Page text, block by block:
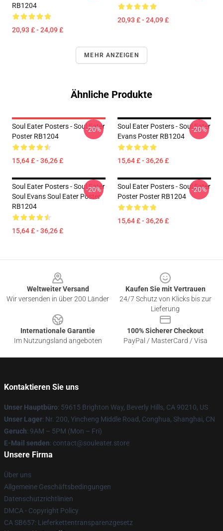
RB1204
20,93 £ - 24,09 £
20,93 £ - 24,09 £
MEHR ANZEIGEN
Ähnliche Produkte
Soul Eater Posters - Soul Eater
Poster RB1204
15,64 £ - 36,26 £
-20%
Soul Eater Posters - Soul Eater
Evans Poster RB1204
15,64 £ - 36,26 £
-20%
Soul Eater Posters - Soul Eater
Soul Evans Soul Eater Poster
RB1204
15,64 £ - 36,26 £
-20%
Soul Eater Posters - Soul Eater
Poster Poster RB1204
15,64 £ - 36,26 £
-20%
Weltweiter Versand
Wir versenden in über 200 Länder
Kaufen Sie mit Vertrauen
24/7 Schutz von Klicks bis zur
Lieferung
Internationale Garantie
Im Nutzungsland angeboten
100% Sicherer Checkout
PayPal / MasterCard / Visa
Kontaktieren Sie uns
Unser Hauptbüro: 59615 Brighton Way, Beverly Hills, CA 90210, US
Unser Lager: Nr. 200, Yincheng Middle Road, Conghua, Shanghai, CN
Geruch: 9AM – 5PM (Mon – Fri)
E-Mail senden: contact@souleater.store
Unsere Firma
Über uns
Allgemeine Geschäftsbedingungen
Datenschutzrichtlinien
DMCA - Copyright Policy
CA SB657: Lieferkettentransparenzgesetz